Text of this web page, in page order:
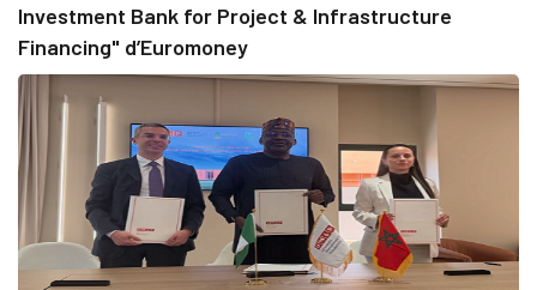
Investment Bank for Project & Infrastructure
Financing" d’Euromoney